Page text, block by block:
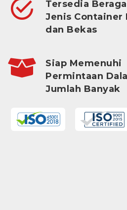
Tersedia
Jenis Container
dan Bekas
Siap Memenuhi
Permintaan
Jumlah Banyak